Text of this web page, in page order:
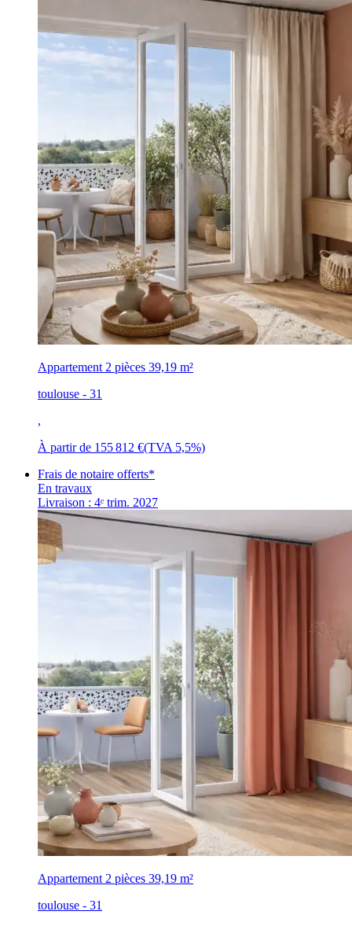
Appartement 2 pièces 39,19 m²
toulouse - 31
,
À partir de 155 812 €(TVA 5,5%)
Frais de notaire offerts*
En travaux
Livraison : 4ᵉ trim. 2027
Appartement 2 pièces 39,19 m²
toulouse - 31